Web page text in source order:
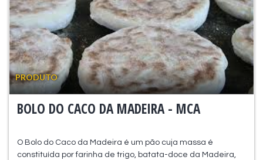
PRODUTO
BOLO DO CACO DA MADEIRA - MCA
O Bolo do Caco da Madeira é um pão cuja massa é
constituída por farinha de trigo, batata-doce da Madeira,